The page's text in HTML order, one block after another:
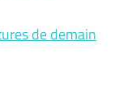
de demain